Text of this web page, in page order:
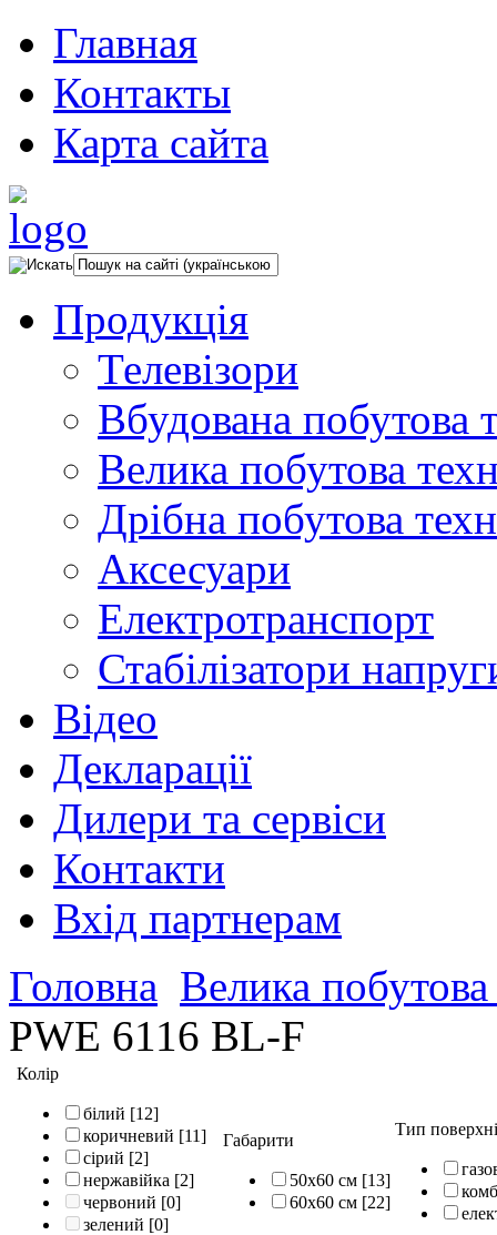
Главная
Контакты
Карта сайта
Продукція
Телевізори
Вбудована побутова
Велика побутова
Дрібна побутова
Аксесуари
Електротранспорт
Стабілізатори
Відео
Декларації
Дилери та сервіси
Контакти
Вхід партнерам
Головна Велика побутова
PWE 6116 BL-F
Колір
білий [12]
коричневий [11]
сірий [2]
нержавійка [2]
червоний [0]
зелений [0]
Габарити
50х60 см [13]
60х60 см [22]
Тип поверхні